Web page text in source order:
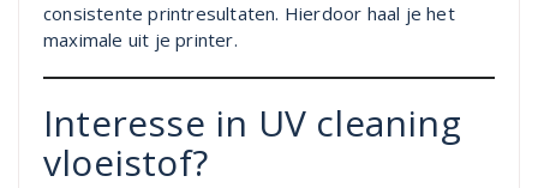
consistente printresultaten. Hierdoor haal je het
maximale uit je printer.
Interesse in UV cleaning
vloeistof?